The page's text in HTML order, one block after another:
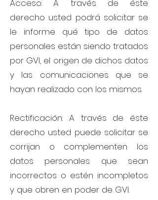
Acceso: A través de éste
derecho usted podrá solicitar se
le informe qué tipo de datos
personales están siendo tratados
por GVI, el origen de dichos datos
y las comunicaciones que se
hayan realizado con los mismos.
Rectificación: A través de éste
derecho usted puede solicitar se
corrijan o complementen los
datos personales que sean
incorrectos o estén incompletos
y que obren en poder de GVI.